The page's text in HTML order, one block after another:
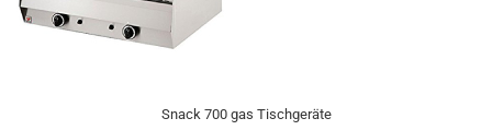
Snack 700 gas Tischgeräte